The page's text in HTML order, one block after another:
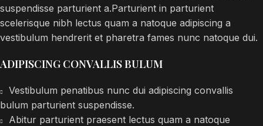
suspendisse parturient a.Parturient in parturient
scelerisque nibh lectus quam a natoque adipiscing a
vestibulum hendrerit et pharetra fames nunc natoque dui.
ADIPISCING CONVALLIS BULUM
Vestibulum penatibus nunc dui adipiscing convallis
bulum parturient suspendisse.
Abitur parturient praesent lectus quam a natoque